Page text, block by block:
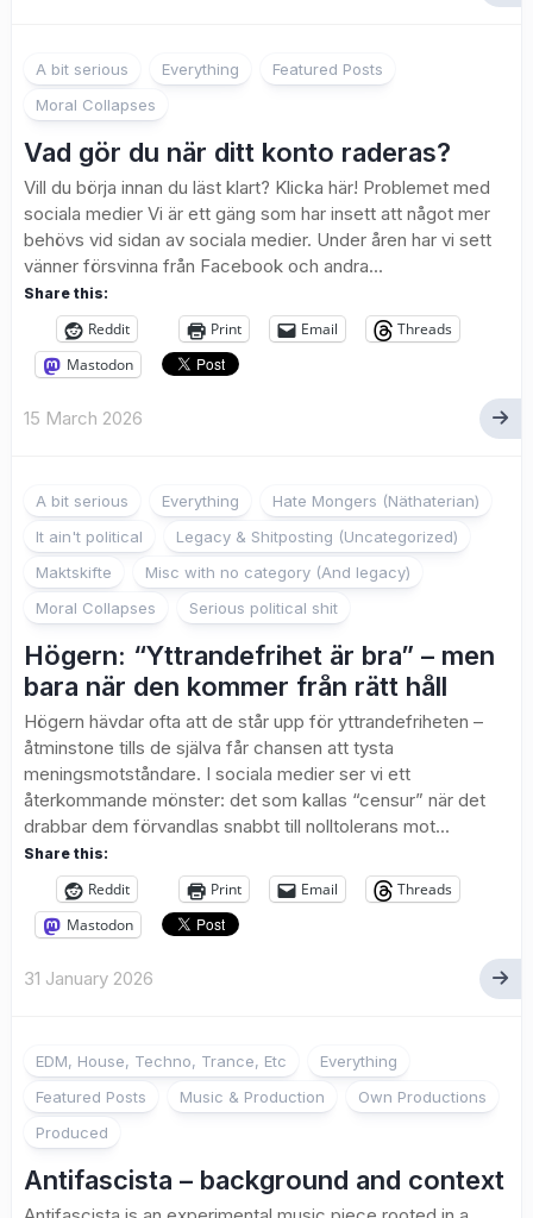
A bit serious Everything
Featured Posts
Moral Collapses
Vad gör du när ditt konto raderas?
Vill du börja innan du läst klart? Klicka här! Problemet med
sociala medier Vi är ett gäng som har insett att något mer
behövs vid sidan av sociala medier. Under åren har vi sett
vänner försvinna från Facebook och andra...
Share this:
Reddit Print Email
Threads
Mastodon
15 March 2026
A bit serious Everything
Hate Mongers (Näthaterian)
It ain't political
Legacy & Shitposting (Uncategorized)
Maktskifte
Misc with no category (And legacy)
Moral Collapses
Serious political shit
Högern: “Yttrandefrihet är bra” – men
bara när den kommer från rätt håll
Högern hävdar ofta att de står upp för yttrandefriheten –
åtminstone tills de själva får chansen att tysta
meningsmotståndare. I sociala medier ser vi ett
återkommande mönster: det som kallas “censur” när det
drabbar dem förvandlas snabbt till nolltolerans mot...
Share this:
Reddit Print Email
Threads
Mastodon
31 January 2026
EDM, House, Techno, Trance, Etc
Everything
Featured Posts
Music & Production
Own Productions
Produced
Antifascista – background and context